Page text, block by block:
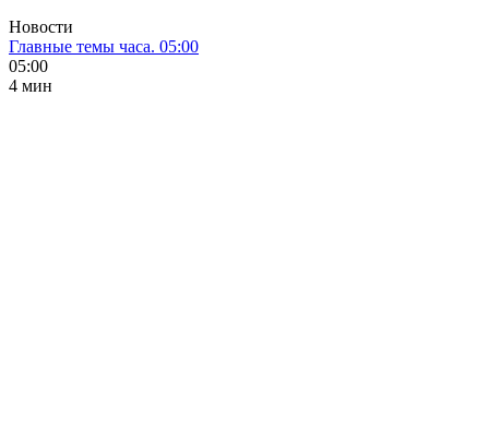
Новости
Главные темы часа. 05:00
05:00
4 мин